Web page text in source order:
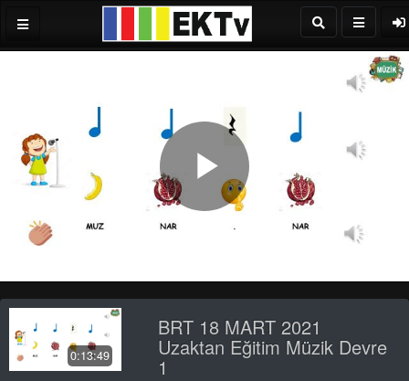
Play
Video
0:13:49
BRT 18 MART 2021
Uzaktan Eğitim Müzik Devre
1